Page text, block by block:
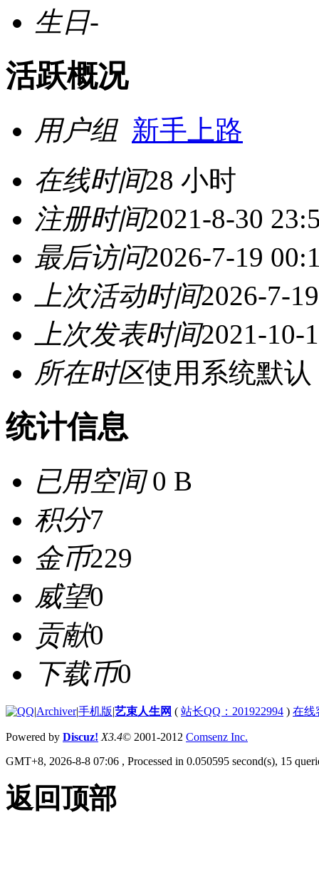
生日-
活跃概况
用户组 新手上路
在线时间28 小时
注册时间2021-8-30
最后访问2026-7-19
上次活动时间2026-7-
上次发表时间2021-10-
所在时区使用系统默认
统计信息
已用空间0 B
积分7
金币229
威望0
贡献0
下载币0
|Archiver|手机版|艺束人生网 ( 站长QQ：201922994 ) 在线
Powered by Discuz! X3.4© 2001-2012 Comsenz Inc.
GMT+8, 2026-8-8 07:06 , Processed in 0.050595 second(s), 15
返回顶部